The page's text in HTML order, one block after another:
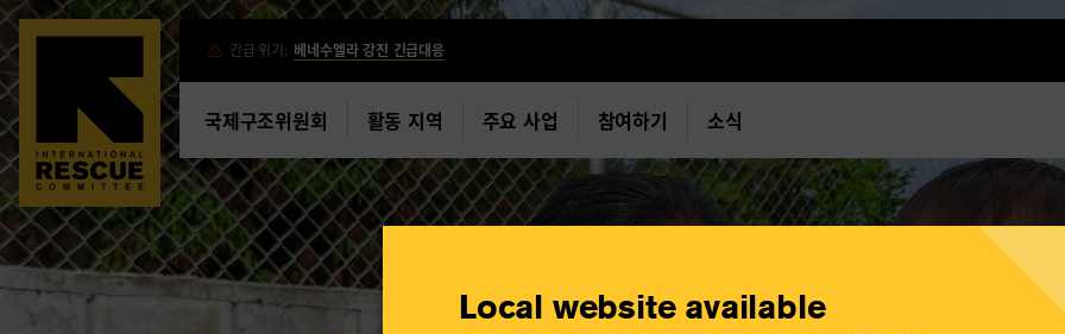
Skip
to
main
content
긴급 위기: 베네수엘라 강진 긴급대응
국제구조위원회 활동 지역 주요 사업 참여하기 소식
Local website available